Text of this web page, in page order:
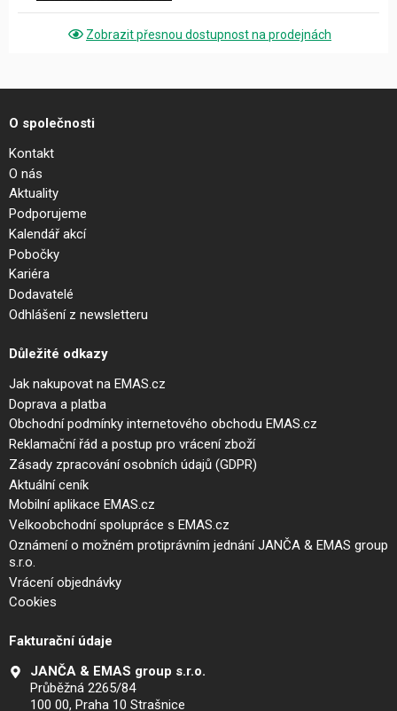
Zobrazit přesnou dostupnost na prodejnách
O společnosti
Kontakt
O nás
Aktuality
Podporujeme
Kalendář akcí
Pobočky
Kariéra
Dodavatelé
Odhlášení z newsletteru
Důležité odkazy
Jak nakupovat na EMAS.cz
Doprava a platba
Obchodní podmínky internetového obchodu EMAS.cz
Reklamační řád a postup pro vrácení zboží
Zásady zpracování osobních údajů (GDPR)
Aktuální ceník
Mobilní aplikace EMAS.cz
Velkoobchodní spolupráce s EMAS.cz
Oznámení o možném protiprávním jednání JANČA & EMAS group
s.r.o.
Vrácení objednávky
Cookies
Fakturační údaje
JANČA & EMAS group s.r.o.
Průběžná 2265/84
100 00, Praha 10 Strašnice